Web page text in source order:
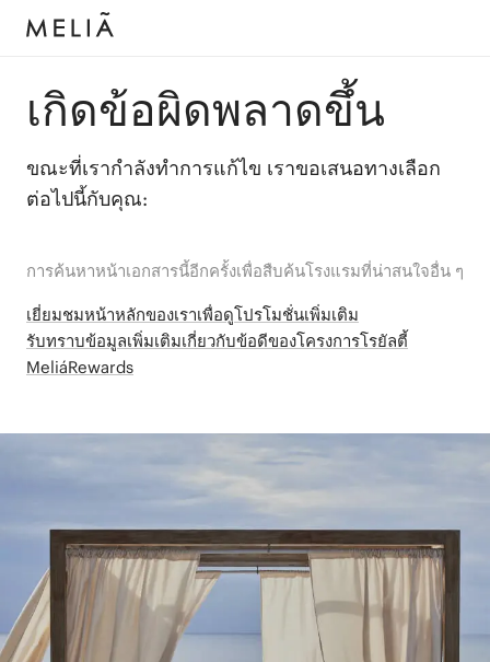
เกิดข้อผิดพลาดขึ้น
ขณะที่เรากำลังทำการแก้ไข เราขอเสนอทางเลือก
ต่อไปนี้กับคุณ:
การค้นหาหน้าเอกสารนี้อีกครั้งเพื่อสืบค้นโรงแรมที่น่าสนใจอื่น ๆ
เยี่ยมชมหน้าหลักของเราเพื่อดูโปรโมชั่นเพิ่มเติม
รับทราบข้อมูลเพิ่มเติมเกี่ยวกับข้อดีของโครงการโรยัลตี้
MeliáRewards